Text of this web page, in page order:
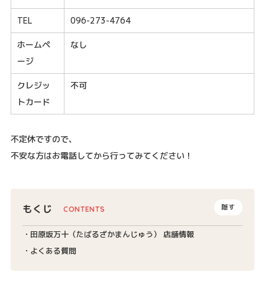
TEL 096-273-4764
ホームペ
ージ
なし
クレジッ
トカード
不可
不定休ですので、
不安な方はお電話してから行ってみてください！
もくじ 隠す
田原坂万十（たばるざかまんじゅう） 店舗情報
よくある質問